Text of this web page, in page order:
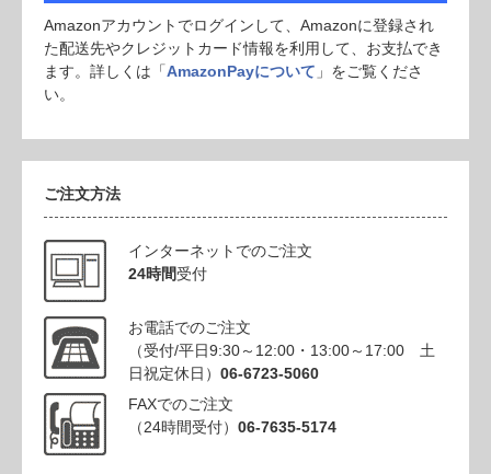
Amazonアカウントでログインして、Amazonに登録され
た配送先やクレジットカード情報を利用して、お支払でき
ます。詳しくは「AmazonPayについて 」をご覧くださ
い。
ご注文方法
インターネットでのご注文
24時間受付
お電話でのご注文
（受付/平日9:30～12:00・13:00～17:00 土
日祝定休日） 06-6723-5060
FAXでのご注文
（24時間受付） 06-7635-5174